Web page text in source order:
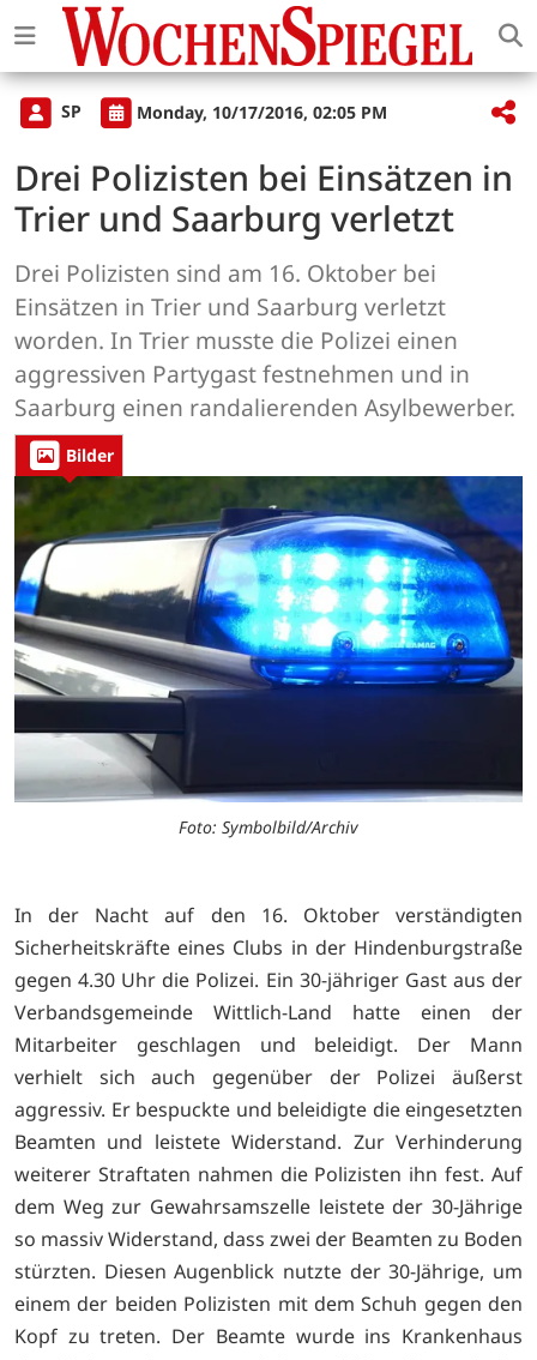
SP Monday, 10/17/2016, 02:05 PM
Drei Polizisten bei Einsätzen in
Trier und Saarburg verletzt
Drei Polizisten sind am 16. Oktober bei
Einsätzen in Trier und Saarburg verletzt
worden. In Trier musste die Polizei einen
aggressiven Partygast festnehmen und in
Saarburg einen randalierenden Asylbewerber.
Bilder
Foto: Symbolbild/Archiv
In der Nacht auf den 16. Oktober verständigten
Sicherheitskräfte eines Clubs in der Hindenburgstraße
gegen 4.30 Uhr die Polizei. Ein 30-jähriger Gast aus der
Verbandsgemeinde Wittlich-Land hatte einen der
Mitarbeiter geschlagen und beleidigt. Der Mann
verhielt sich auch gegenüber der Polizei äußerst
aggressiv. Er bespuckte und beleidigte die eingesetzten
Beamten und leistete Widerstand. Zur Verhinderung
weiterer Straftaten nahmen die Polizisten ihn fest. Auf
dem Weg zur Gewahrsamszelle leistete der 30-Jährige
so massiv Widerstand, dass zwei der Beamten zu Boden
stürzten. Diesen Augenblick nutzte der 30-Jährige, um
einem der beiden Polizisten mit dem Schuh gegen den
Kopf zu treten. Der Beamte wurde ins Krankenhaus